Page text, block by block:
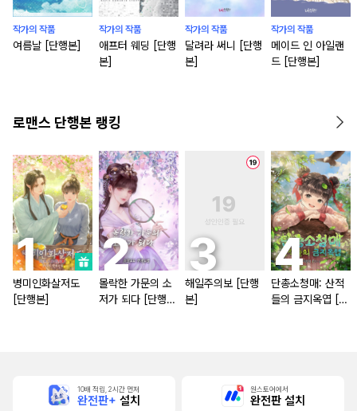
작가의 작품
여름날 [단행본]
작가의 작품
애프터 웨딩 [단행
본]
작가의 작품
달려라 써니 [단행
본]
작가의 작품
메이드 인 아일랜
드 [단행본]
로맨스 단행본 랭킹
병미인화살저도
[단행본]
몰락한 가문의 소
저가 되다 [단행
해일주의보 [단행
본]
단총소청매: 산적
들의 금지옥엽 [단
10배 적립, 2시간 먼저
완전판+ 설치
원스토어에서
완전판 설치